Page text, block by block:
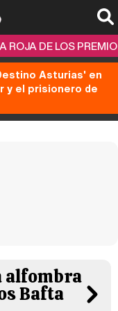
ROJA DE LOS
Asturias' en
y el prisionero de
alfombra
Bafta